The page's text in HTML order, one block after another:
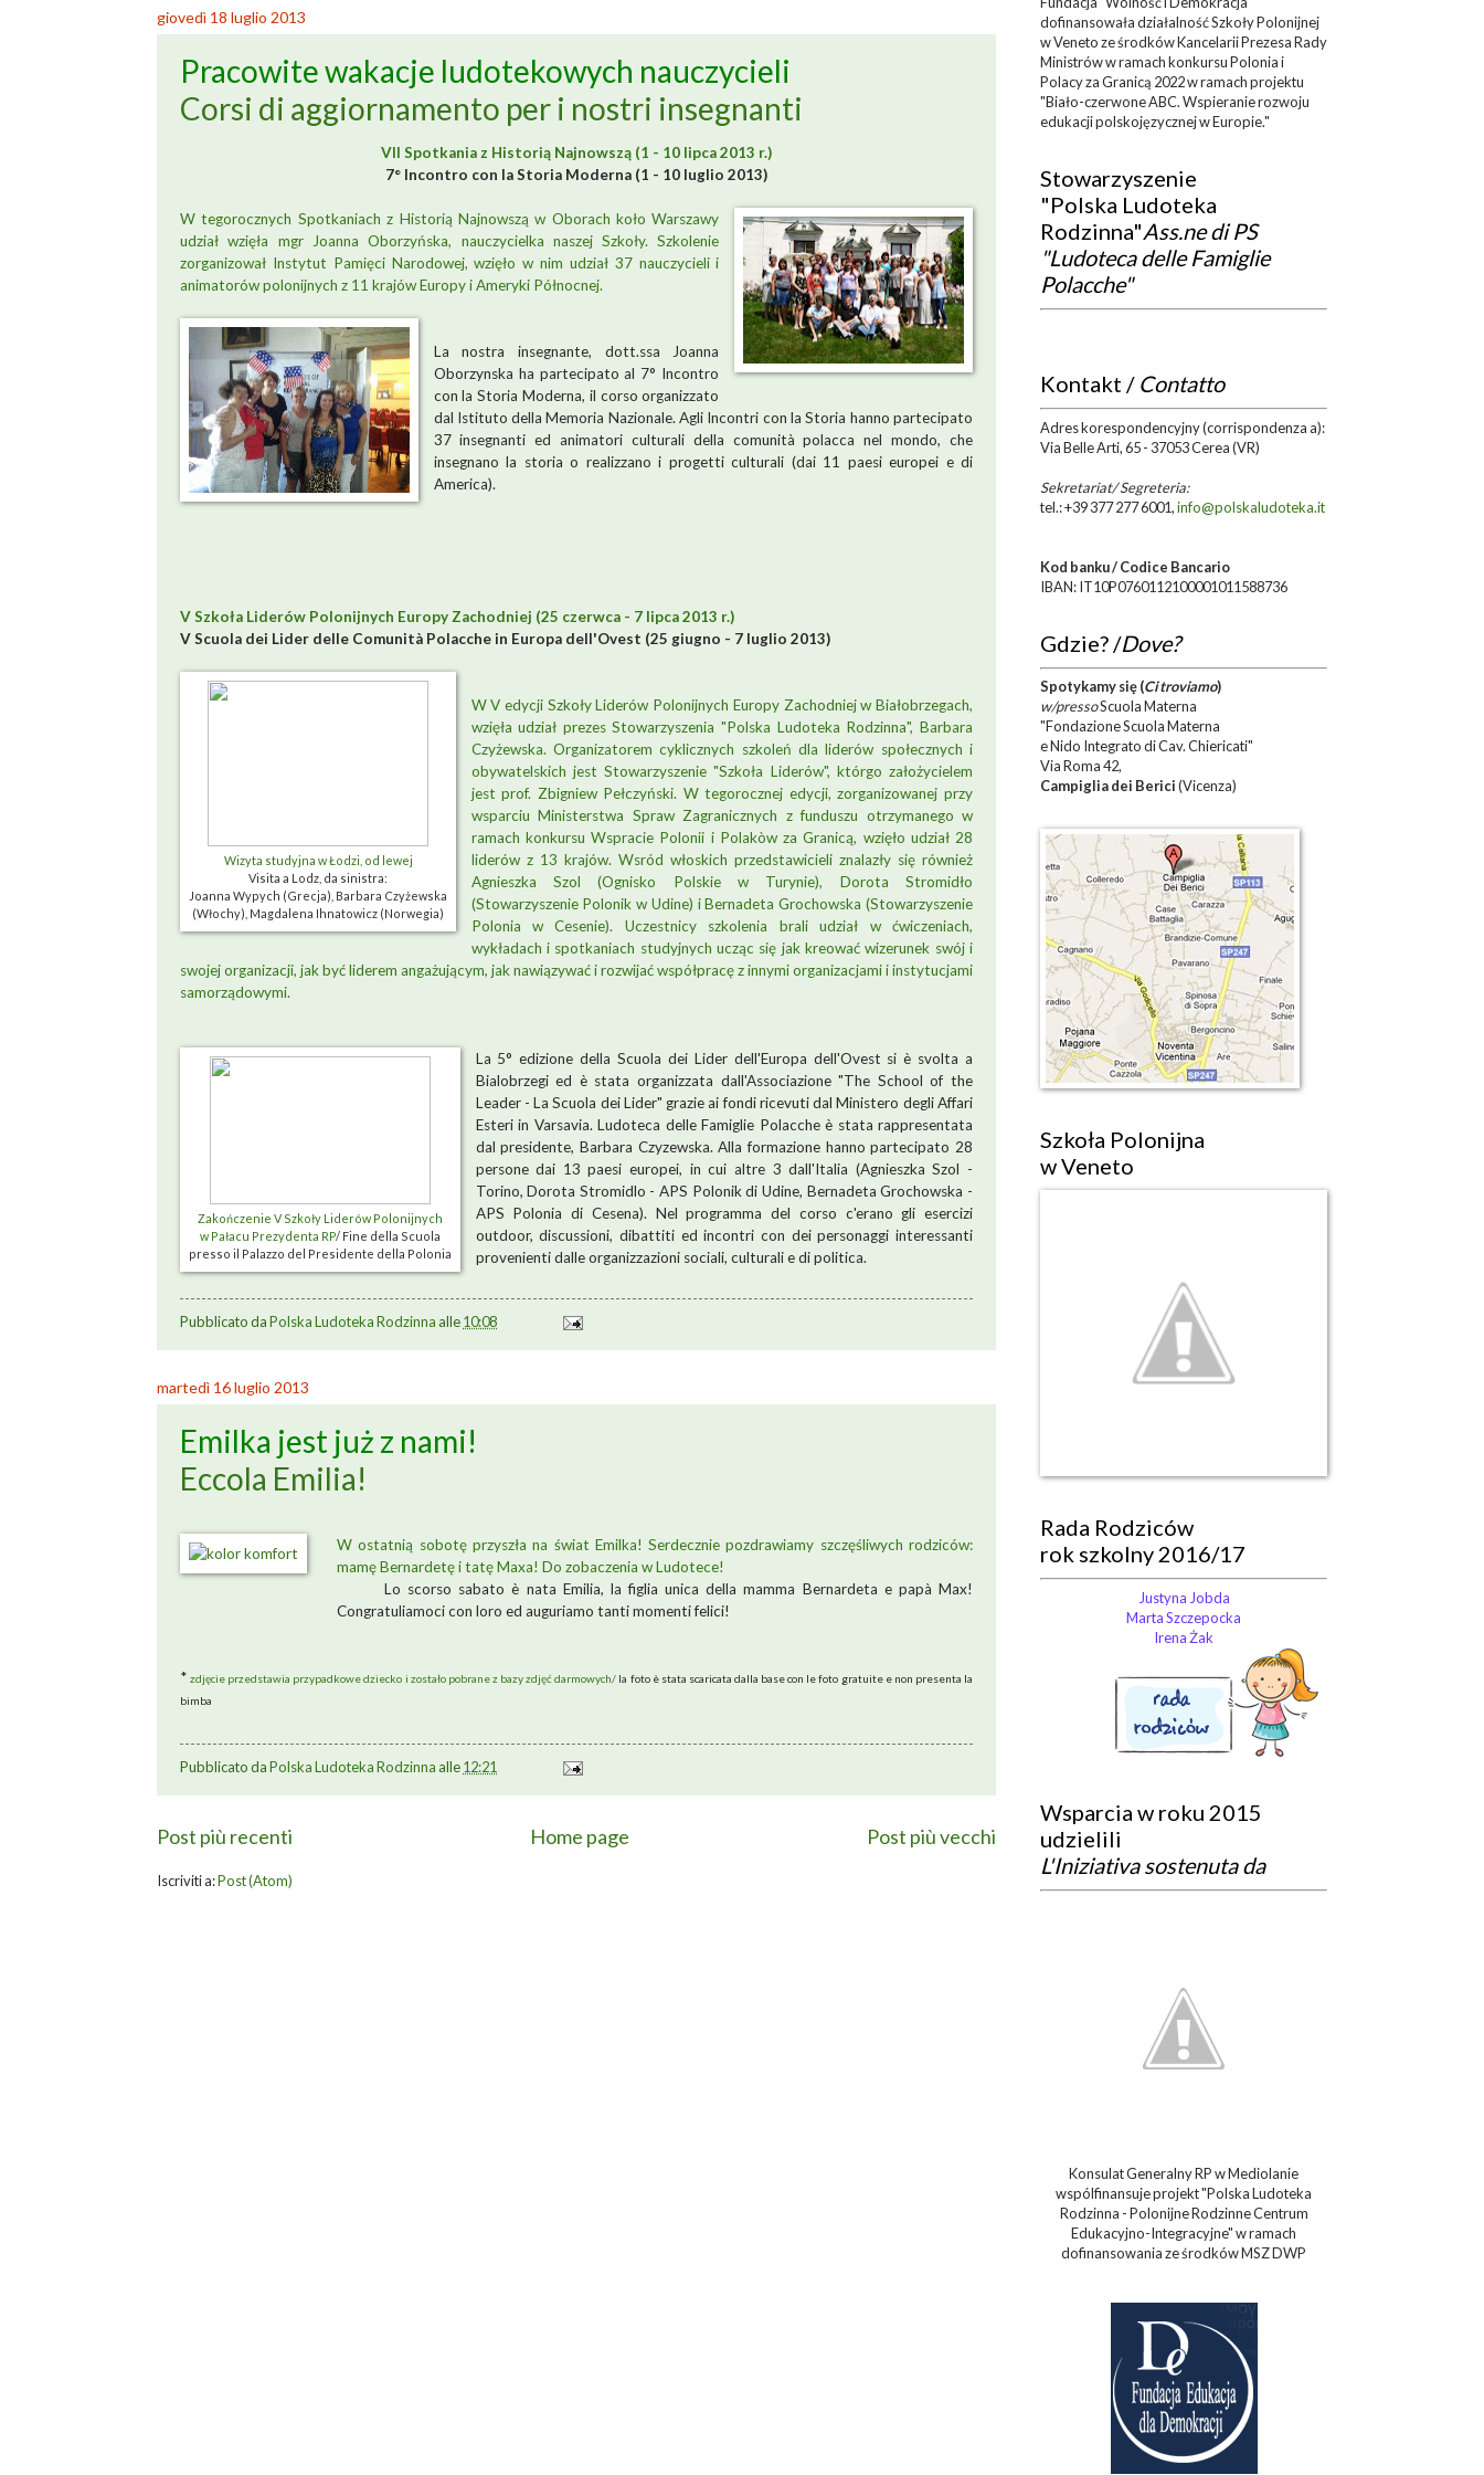
giovedì 18 luglio 2013
Pracowite wakacje ludotekowych nauczycieli
Corsi di aggiornamento per i nostri insegnanti
VII Spotkania z Historią Najnowszą (1 - 10 lipca 2013 r.)
7° Incontro con la Storia Moderna (1 - 10 luglio 2013)
W tegorocznych Spotkaniach z Historią Najnowszą w Oborach koło Warszawy
udział wzięła mgr Joanna Oborzyńska, nauczycielka naszejSzkoły. Szkolenie
zorganizował Instytut Pamięci Narodowej, wzięło w nim udział 37 nauczycieli i
animatorów polonijnych z 11 krajów Europy i Ameryki Północnej.
La nostra insegnante, dott.ssa Joanna
Oborzynska ha partecipato al 7° Incontro
con la Storia Moderna, il corso organizzato
dal Istituto della Memoria Nazionale. Agli Incontri con la Storia hanno partecipato
37 insegnanti ed animatori culturali della comunità polacca nel mondo, che
insegnano la storia o realizzano i progetti culturali (dai 11 paesi europei e di
America).
V Szkoła Liderów Polonijnych Europy Zachodniej (25 czerwca - 7 lipca 2013 r.)
V Scuola dei Lider delle Comunità Polacche in Europa dell'Ovest (25 giugno - 7 luglio 2013)
Wizyta studyjna w Łodzi, od lewej
Visita a Lodz, da sinistra:
Joanna Wypych (Grecja), Barbara Czyżewska
(Włochy), Magdalena Ihnatowicz (Norwegia)
W V edycji Szkoły Liderów Polonijnych Europy Zachodniej w Białobrzegach,
wzięła udział prezes Stowarzyszenia "Polska Ludoteka Rodzinna", Barbara
Czyżewska. Organizatorem cyklicznych szkoleń dla liderów społecznych i
obywatelskich jest Stowarzyszenie "Szkoła Liderów", którgo założycielem
jest prof. Zbigniew Pełczyński. W tegorocznej edycji, zorganizowanej przy
wsparciu Ministerstwa Spraw Zagranicznych z funduszu otrzymanego w
ramach konkursu Wspracie Polonii i Polakòw za Granicą, wzięło udział 28
liderów z 13 krajów. Wsród włoskich przedstawicieli znalazły się również
Agnieszka Szol (Ognisko Polskie w Turynie), Dorota Stromidło
(Stowarzyszenie Polonik w Udine) i Bernadeta Grochowska (Stowarzyszenie
Polonia w Cesenie). Uczestnicy szkolenia brali udział w ćwiczeniach,
wykładach i spotkaniach studyjnych ucząc się jak kreować wizerunek swój i
swojej organizacji, jak być liderem angażującym, jak nawiązywać i rozwijać współpracę z innymi organizacjami i instytucjami
samorządowymi.
Zakończenie V Szkoły Liderów Polonijnych
w Pałacu Prezydenta RP/ Fine della Scuola
presso il Palazzo del Presidente della Polonia
La 5° edizione della Scuola dei Lider dell'Europa dell'Ovest si è svolta a
Bialobrzegi ed è stata organizzata dall'Associazione "The School of the
Leader - La Scuola dei Lider" grazie ai fondi ricevuti dal Ministero degli Affari
Esteri in Varsavia. Ludoteca delle Famiglie Polacche è stata rappresentata
dal presidente, Barbara Czyzewska. Alla formazione hanno partecipato 28
persone dai 13 paesi europei, in cui altre 3 dall'Italia (Agnieszka Szol -
Torino, Dorota Stromidlo - APS Polonik di Udine, Bernadeta Grochowska -
APS Polonia di Cesena). Nel programma del corso c'erano gli esercizi
outdoor, discussioni, dibattiti ed incontri con dei personaggi interessanti
provenienti dalle organizzazioni sociali, culturali e di politica.
Pubblicato daPolska Ludoteka Rodzinnaalle10:08
martedì 16 luglio 2013
Emilka jest już z nami!
Eccola Emilia!
W ostatnią sobotę przyszła na świat Emilka! Serdecznie pozdrawiamy szczęśliwych rodziców:
mamę Bernardetę i tatę Maxa! Do zobaczenia w Ludotece!
Lo scorso sabato è nata Emilia, la figlia unica della mamma Bernardeta e papà Max!
Congratuliamoci con loro ed auguriamo tanti momenti felici!
*zdjęcie przedstawia przypadkowe dziecko i zostało pobrane z bazy zdjęć darmowych/ la foto è stata scaricata dalla base con le foto gratuite e non presenta la
bimba
Pubblicato daPolska Ludoteka Rodzinnaalle12:21
Post più recenti Post più vecchi
Home page
Iscriviti a:Post (Atom)
dofinansowała działalność Szkoły Polonijnej
w Veneto ze środków Kancelarii Prezesa Rady
Ministrów w ramach konkursu Polonia i
Polacy za Granicą 2022 w ramach projektu
"Biało-czerwone ABC. Wspieranie rozwoju
edukacji polskojęzycznej w Europie."
Stowarzyszenie
"Polska Ludoteka
Rodzinna"Ass.ne di PS
"Ludoteca delle Famiglie
Polacche"
Kontakt /Contatto
Adres korespondencyjny (corrispondenza a):
Via Belle Arti, 65 - 37053 Cerea (VR)
Sekretariat/ Segreteria:
tel.: +39 377 277 6001,info@polskaludoteka.it
Kod banku / Codice Bancario
IBAN: IT10P0760112100001011588736
Gdzie? /Dove?
Spotykamy się(Ci troviamo)
w/pressoScuola Materna
"Fondazione Scuola Materna
e Nido Integrato di Cav. Chiericati"
Via Roma 42,
Campiglia dei Berici(Vicenza)
Szkoła Polonijna
w Veneto
Rada Rodziców
rok szkolny 2016/17
Justyna Jobda
Marta Szczepocka
Irena Żak
Wsparcia w roku 2015
udzielili
L'Iniziativa sostenuta da
Konsulat Generalny RP w Mediolanie
wspólfinansuje projekt "Polska Ludoteka
Rodzinna - Polonijne Rodzinne Centrum
Edukacyjno-Integracyjne" w ramach
dofinansowania ze środków MSZ DWP